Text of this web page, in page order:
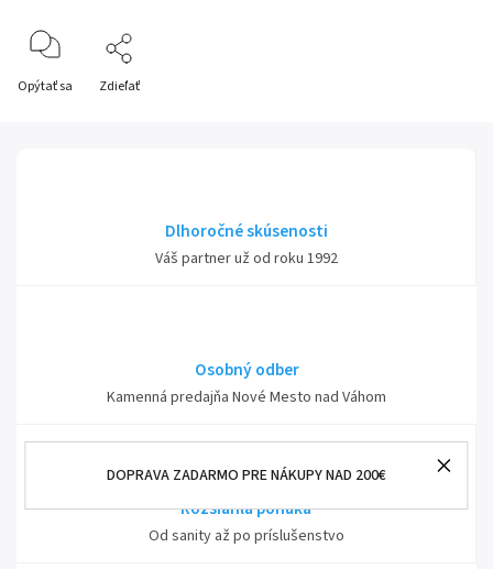
DOPRAVA ZADARMO PRE NÁKUPY NAD 200€
Opýtať sa Zdieľať
Dlhoročné skúsenosti
Váš partner už od roku 1992
Osobný odber
Kamenná predajňa Nové Mesto nad Váhom
Rozsiahla ponuka
Od sanity až po príslušenstvo